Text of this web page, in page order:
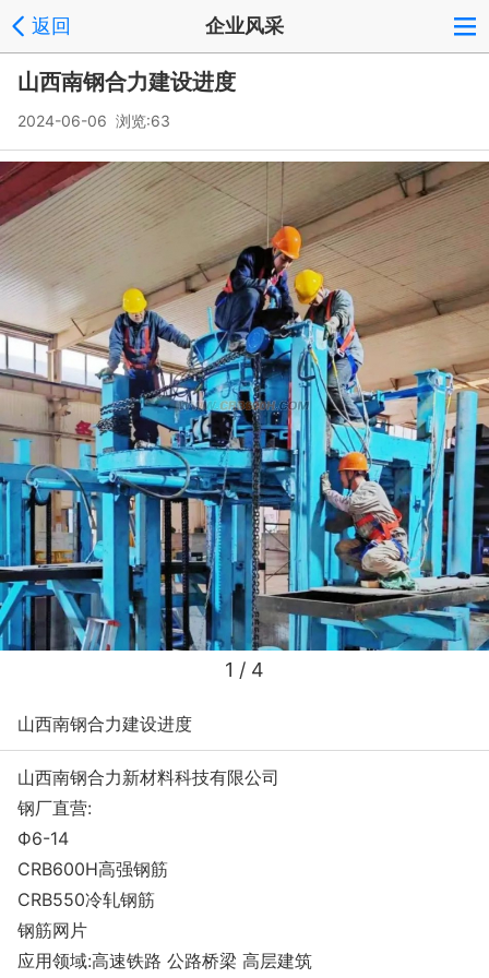
返回 企业风采
山西南钢合力建设进度
2024-06-06 浏览:63
1 / 4
山西南钢合力建设进度
山西南钢合力新材料科技有限公司
钢厂直营:
Ф6-14
CRB600H高强钢筋
CRB550冷轧钢筋
钢筋网片
应用领域:高速铁路 公路桥梁 高层建筑